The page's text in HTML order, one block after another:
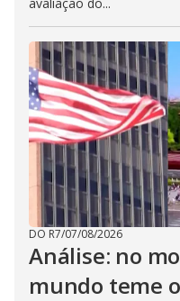
DO R7/07/08/2026
Análise: no
mundo teme